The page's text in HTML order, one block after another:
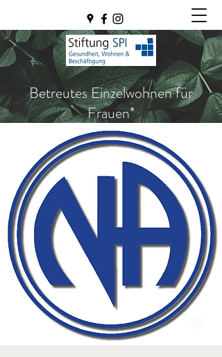
Betreutes Einzelwohnen für
Frauen*